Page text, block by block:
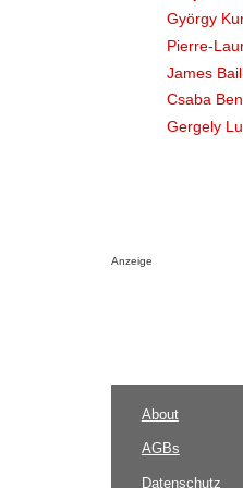
György
Pierre-
James
Csaba
Gergely
Anzeige
About
AGBs
Datenschutz